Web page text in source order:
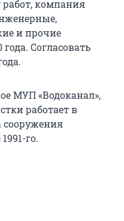
работ, компания
и прочие
Согласовать
МУП «Водоканал»,
работает в
сооружения
го.